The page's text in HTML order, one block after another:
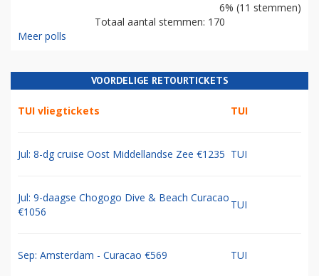
6% (11 stemmen)
Totaal aantal stemmen: 170
Meer polls
VOORDELIGE RETOURTICKETS
TUI vliegtickets TUI
Jul: 8-dg cruise Oost Middellandse Zee €1235 TUI
Jul: 9-daagse Chogogo Dive & Beach Curacao
€1056
TUI
Sep: Amsterdam - Curacao €569 TUI